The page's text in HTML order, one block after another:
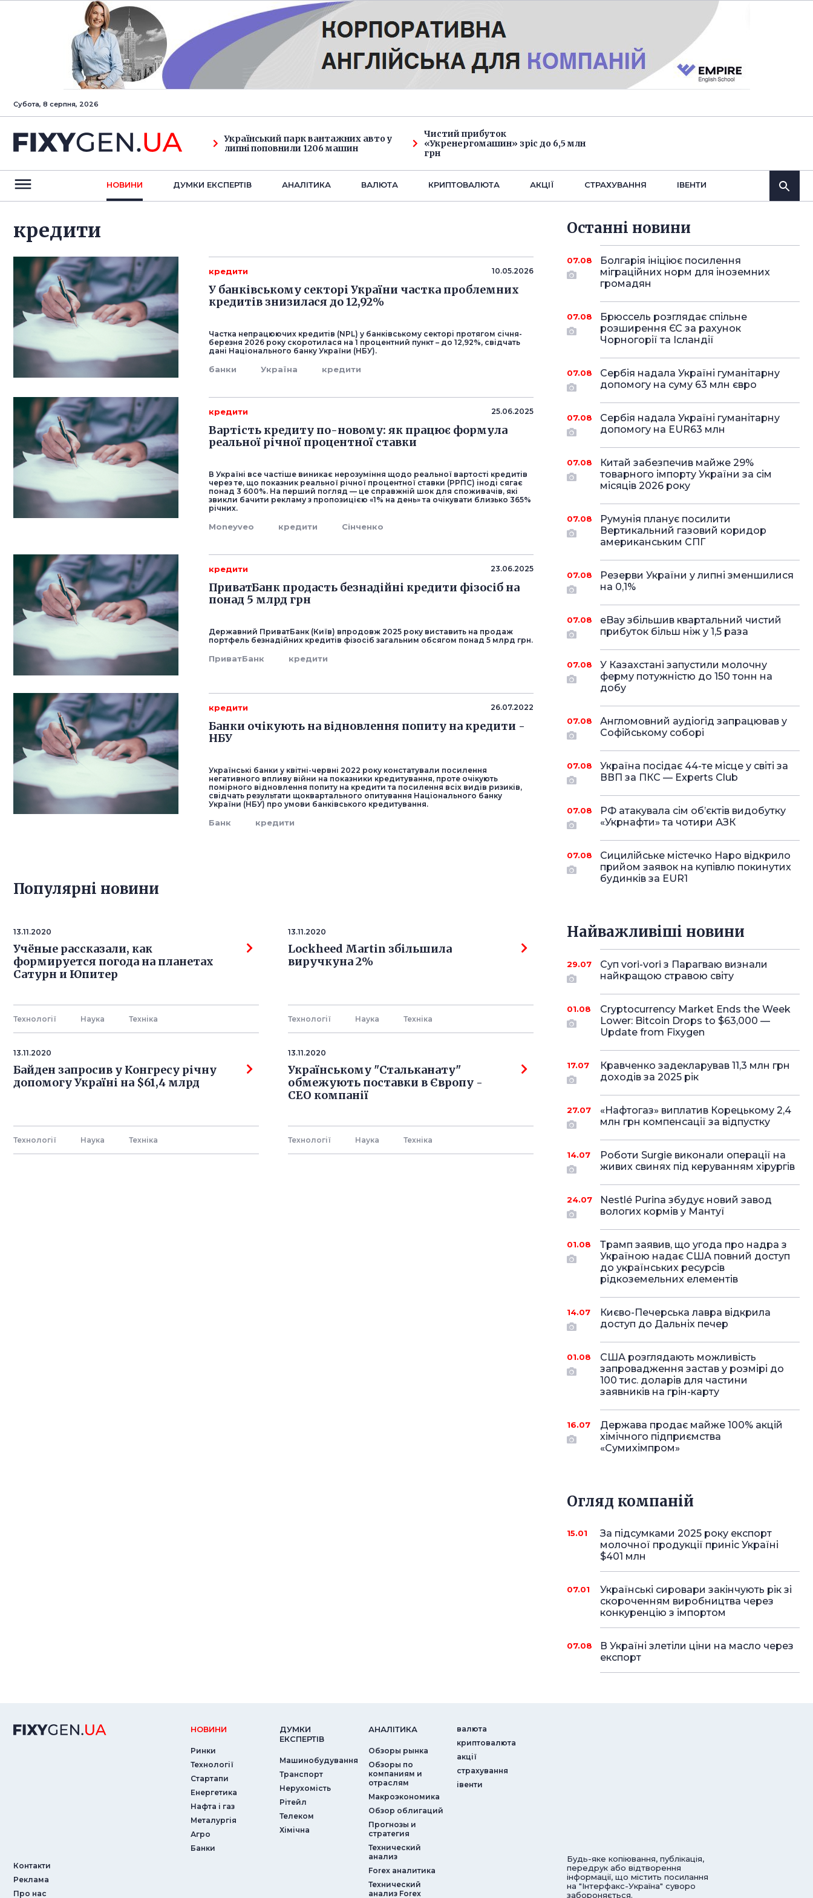
Субота, 8 серпня, 2026
Український парк вантажних авто у
липні поповнили 1206 машин
Чистий прибуток
«Укренергомашин» зріс до 6,5 млн
грн
НОВИНИ ДУМКИ ЕКСПЕРТIВ АНАЛIТИКА ВАЛЮТА КРИПТОВАЛЮТА АКЦІЇ СТРАХУВАННЯ IВЕНТИ
кредити
кредити 10.05.2026
У банківському секторі України частка проблемних
кредитів знизилася до 12,92%
Частка непрацюючих кредитів (NPL) у банківському секторі протягом січня-
березня 2026 року скоротилася на 1 процентний пункт – до 12,92%, свідчать
дані Національного банку України (НБУ).
банки Україна кредити
кредити 25.06.2025
Вартість кредиту по-новому: як працює формула
реальної річної процентної ставки
В Україні все частіше виникає нерозуміння щодо реальної вартості кредитів
через те, що показник реальної річної процентної ставки (РРПС) іноді сягає
понад 3 600%. На перший погляд — це справжній шок для споживачів, які
звикли бачити рекламу з пропозицією «1% на день» та очікувати близько 365%
річних.
Moneyveo кредити Сінченко
кредити 23.06.2025
ПриватБанк продасть безнадійні кредити фізосіб на
понад 5 млрд грн
Державний ПриватБанк (Київ) впродовж 2025 року виставить на продаж
портфель безнадійних кредитів фізосіб загальним обсягом понад 5 млрд грн.
ПриватБанк кредити
кредити 26.07.2022
Банки очікують на відновлення попиту на кредити -
НБУ
Українські банки у квітні-червні 2022 року констатували посилення
негативного впливу війни на показники кредитування, проте очікують
помірного відновлення попиту на кредити та посилення всіх видів ризиків,
свідчать результати щоквартального опитування Національного банку
України (НБУ) про умови банківського кредитування.
Банк кредити
Популярнi новини
13.11.2020
Учёные рассказали, как
формируется погода на планетах
Сатурн и Юпитер
Технології Наука Технiка
13.11.2020
Lockheed Martin збільшила
виручкуна 2%
Технології Наука Технiка
13.11.2020
Байден запросив у Конгресу річну
допомогу Україні на $61,4 млрд
Технології Наука Технiка
13.11.2020
Українському "Стальканату"
обмежують поставки в Європу -
СЕО компанії
Технології Наука Технiка
Останнi новини
07.08
Болгарія ініціює посилення
міграційних норм для іноземних
громадян
07.08
Брюссель розглядає спільне
розширення ЄС за рахунок
Чорногорії та Ісландії
07.08
Сербія надала Україні гуманітарну
допомогу на суму 63 млн євро
07.08
Сербія надала Україні гуманітарну
допомогу на EUR63 млн
07.08
Китай забезпечив майже 29%
товарного імпорту України за сім
місяців 2026 року
07.08
Румунія планує посилити
Вертикальний газовий коридор
американським СПГ
07.08
Резерви України у липні зменшилися
на 0,1%
07.08
eBay збільшив квартальний чистий
прибуток більш ніж у 1,5 раза
07.08
У Казахстані запустили молочну
ферму потужністю до 150 тонн на
добу
07.08
Англомовний аудіогід запрацював у
Софійському соборі
07.08
Україна посідає 44-те місце у світі за
ВВП за ПКС — Experts Club
07.08
РФ атакувала сім об’єктів видобутку
«Укрнафти» та чотири АЗК
07.08
Сицилійське містечко Наро відкрило
прийом заявок на купівлю покинутих
будинків за EUR1
Найважливіші новини
29.07
Суп vori-vori з Парагваю визнали
найкращою стравою світу
01.08
Cryptocurrency Market Ends the Week
Lower: Bitcoin Drops to $63,000 —
Update from Fixygen
17.07
Кравченко задекларував 11,3 млн грн
доходів за 2025 рік
27.07
«Нафтогаз» виплатив Корецькому 2,4
млн грн компенсації за відпустку
14.07
Роботи Surgie виконали операції на
живих свинях під керуванням хірургів
24.07
Nestlé Purina збудує новий завод
вологих кормів у Мантуї
01.08
Трамп заявив, що угода про надра з
Україною надає США повний доступ
до українських ресурсів
рідкоземельних елементів
14.07
Києво-Печерська лавра відкрила
доступ до Дальніх печер
01.08
США розглядають можливість
запровадження застав у розмірі до
100 тис. доларів для частини
заявників на грін-карту
16.07
Держава продає майже 100% акцій
хімічного підприємства
«Сумихімпром»
Огляд компаній
15.01
За підсумками 2025 року експорт
молочної продукції приніс Україні
$401 млн
07.01
Українські сировари закінчують рік зі
скороченням виробництва через
конкуренцію з імпортом
07.08
В Україні злетіли ціни на масло через
експорт
Контакти
Реклама
Про нас
НОВИНИ
Ринки
Технології
Стартапи
Енергетика
Нафта і газ
Металургія
Агро
Банки
ДУМКИ
ЕКСПЕРТIВ
Машинобудування
Транспорт
Нерухомість
Рітейл
Телеком
Хімічна
АНАЛIТИКА
Обзоры рынка
Обзоры по
компаниям и
отраслям
Макроэкономика
Обзор облигаций
Прогнозы и
стратегия
Технический
анализ
Forex аналитика
Технический
анализ Forex
валюта
криптовалюта
акції
страхування
iвенти
Будь-яке копіювання, публікація,
передрук або відтворення
інформації, що містить посилання
на "Інтерфакс-Україна" суворо
забороняється.